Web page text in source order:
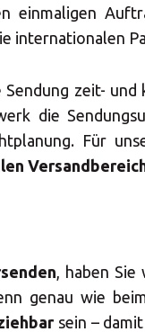
einmaligen
internationalen
zeit-
die
Für
, haben
genau wie
sein –
Ihr